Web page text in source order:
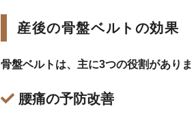
産後の骨盤ベルトの効果
骨盤ベルトは、主に3つの役割がありま
腰痛の予防改善